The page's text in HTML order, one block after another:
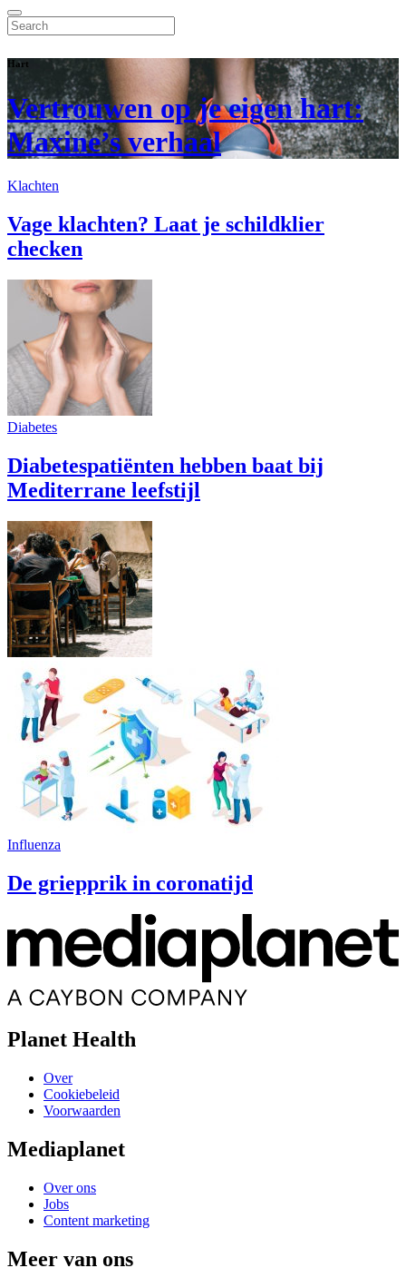
Hart
Vertrouwen op je eigen hart:
Maxine’s verhaal
Klachten
Vage klachten? Laat je schildklier
checken
Diabetes
Diabetespatiënten hebben baat bij
Mediterrane leefstijl
Influenza
De griepprik in coronatijd
Planet Health
Over
Cookiebeleid
Voorwaarden
Mediaplanet
Over ons
Jobs
Content marketing
Meer van ons